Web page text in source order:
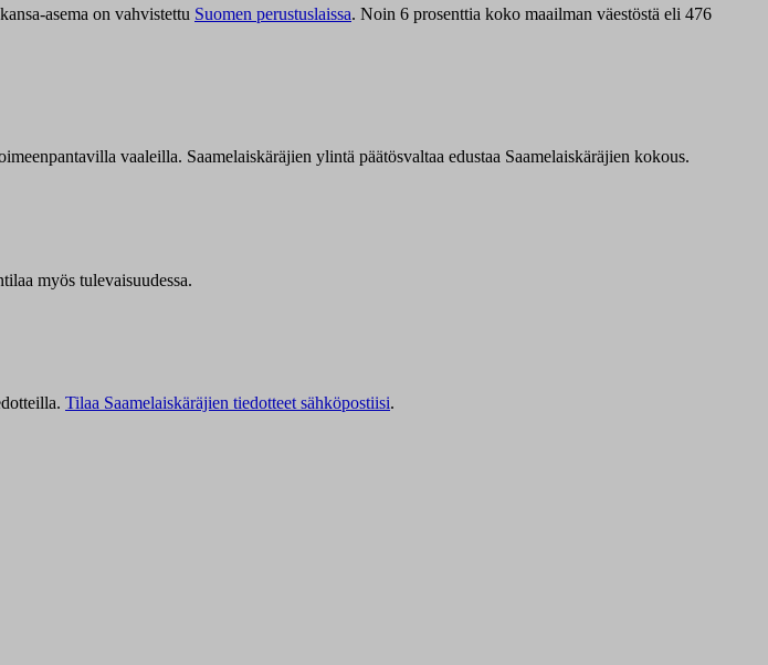
asema on vahvistettu Suomen perustuslaissa. Noin 6 prosenttia koko maailman väestöstä eli 476
vaaleilla. Saamelaiskäräjien ylintä päätösvaltaa edustaa Saamelaiskäräjien kokous.
myös tulevaisuudessa.
Tilaa Saamelaiskäräjien tiedotteet sähköpostiisi.